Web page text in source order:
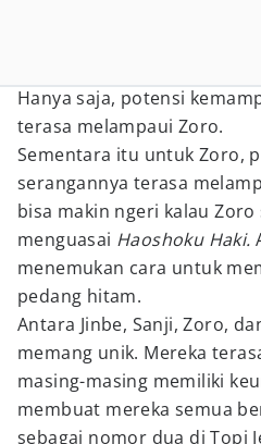
Hanya saja, potensi
terasa melampaui Zoro.
Sementara itu untuk Zoro,
serangannya terasa
bisa makin ngeri kalau Zoro
menguasai Haoshoku Haki.
menemukan cara untuk
pedang hitam.
Antara Jinbe, Sanji, Zoro,
memang unik. Mereka
masing-masing memiliki
membuat mereka semua
sebagai nomor dua di Topi